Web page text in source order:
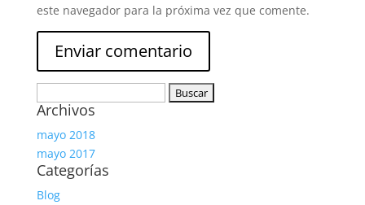
este navegador para la próxima vez que comente.
Archivos
mayo 2018
mayo 2017
Categorías
Blog